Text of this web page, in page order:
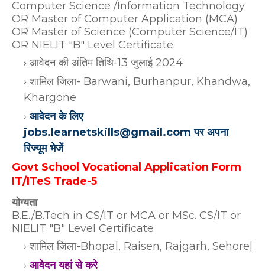
Computer Science /Information Technology
OR Master of Computer Application (MCA)
OR Master of Science (Computer Science/IT)
OR NIELIT "B" Level Certificate.
आवेदन की अंतिम तिथि-13 जुलाई 2024
शामिल जिला- Barwani, Burhanpur, Khandwa,
Khargone
आवेदन के लिए
jobs.learnetskills@gmail.com पर अपना
रिज्यूम भेजें
Govt School Vocational Application Form
IT/ITeS Trade-5
योग्यता
B.E./B.Tech in CS/IT or MCA or MSc. CS/IT or
NIELIT "B" Level Certificate
शामिल जिला-Bhopal, Raisen, Rajgarh, Sehore|
आवेदन यहां से करे